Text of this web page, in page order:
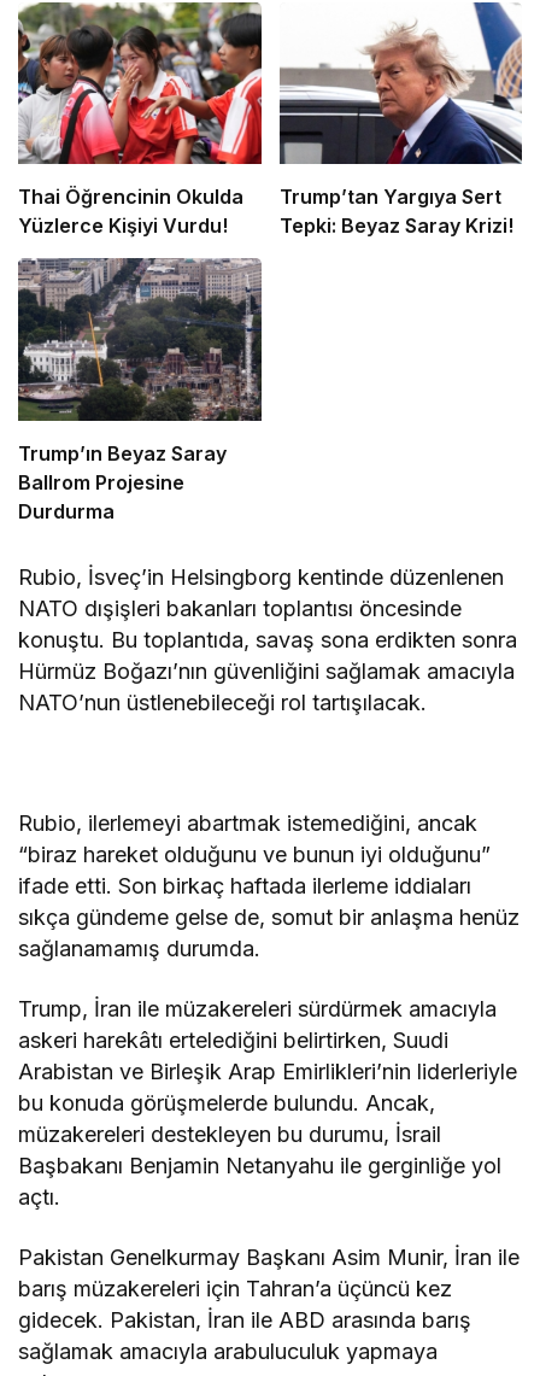
Thai Öğrencinin Okulda
Yüzlerce Kişiyi Vurdu!
Trump’tan Yargıya Sert
Tepki: Beyaz Saray Krizi!
Trump’ın Beyaz Saray
Ballrom Projesine
Durdurma
Rubio, İsveç’in Helsingborg kentinde düzenlenen
NATO dışişleri bakanları toplantısı öncesinde
konuştu. Bu toplantıda, savaş sona erdikten sonra
Hürmüz Boğazı’nın güvenliğini sağlamak amacıyla
NATO’nun üstlenebileceği rol tartışılacak.
Rubio, ilerlemeyi abartmak istemediğini, ancak
“biraz hareket olduğunu ve bunun iyi olduğunu”
ifade etti. Son birkaç haftada ilerleme iddiaları
sıkça gündeme gelse de, somut bir anlaşma henüz
sağlanamamış durumda.
Trump, İran ile müzakereleri sürdürmek amacıyla
askeri harekâtı ertelediğini belirtirken, Suudi
Arabistan ve Birleşik Arap Emirlikleri’nin liderleriyle
bu konuda görüşmelerde bulundu. Ancak,
müzakereleri destekleyen bu durumu, İsrail
Başbakanı Benjamin Netanyahu ile gerginliğe yol
açtı.
Pakistan Genelkurmay Başkanı Asim Munir, İran ile
barış müzakereleri için Tahran’a üçüncü kez
gidecek. Pakistan, İran ile ABD arasında barış
sağlamak amacıyla arabuluculuk yapmaya